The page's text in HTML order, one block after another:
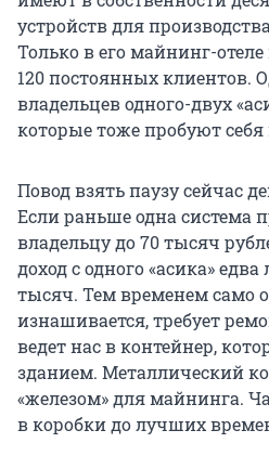
устройств для
Только в его майнинг-
120 постоянных клиентов.
владельцев одного-двух
которые тоже пробуют себя
Повод взять паузу сейчас
Если раньше одна система
владельцу до 70 тысяч
доход с одного «асика»
тысяч. Тем временем само
изнашивается, требует
ведет нас в контейнер,
зданием. Металлический
«железом» для майнинга.
в коробки до лучших